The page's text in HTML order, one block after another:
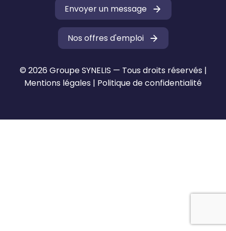
Envoyer un message
Nos offres d'emploi
© 2026 Groupe SYNELIS — Tous droits réservés |
Mentions légales | Politique de confidentialité